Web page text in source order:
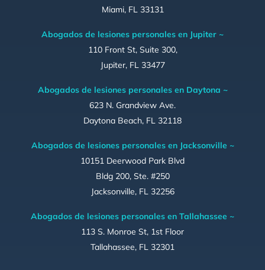
Miami, FL 33131
Abogados de lesiones personales en Jupiter ~
110 Front St, Suite 300,
Jupiter, FL 33477
Abogados de lesiones personales en Daytona ~
623 N. Grandview Ave.
Daytona Beach, FL 32118
Abogados de lesiones personales en Jacksonville ~
10151 Deerwood Park Blvd
Bldg 200, Ste. #250
Jacksonville, FL 32256
Abogados de lesiones personales en Tallahassee ~
113 S. Monroe St, 1st Floor
Tallahassee, FL 32301